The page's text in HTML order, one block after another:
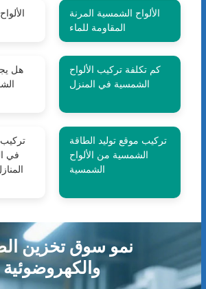
الألواح الشمسية المرنة
المقاومة للماء
هل
كم تكلفة تركيب الألواح
الشمسية في المنزل
في
تركيب موقع توليد الطاقة
الشمسية من الألواح
الشمسية
نمو سوق تخزين
والكهروضوئية